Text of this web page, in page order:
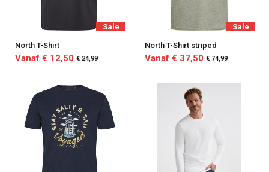
Sale
North T-Shirt
Vanaf € 12,50 € 24,99
Sale
North T-Shirt striped
Vanaf € 37,50 € 74,99